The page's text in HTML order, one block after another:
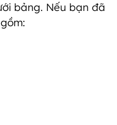
bảng. Nếu bạn đã